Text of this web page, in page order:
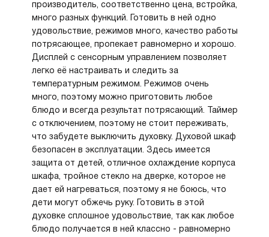
многие тяжелы блюда, а у нашего младшего из-
на всякое простое. Так что понимаете какая
головная больше выдавалась у мамы, когда она
шла готовить семейные или праздничные
С появлением этого духового шкафа у нее
много и с большим удовольствием, так как
благодаря большому выбору режимов очень
экономятся у нее силы, которых, как
вы понимаете, в ее возрасте не так уж и много,
пусть она и молода душой.
Ну и то, что тут есть функция очистки паром,
Не надо убивать силы и нервы на чистку
производитель, соответственно цена, встройка,
много разных функций. Готовить в ней одно
удовольствие, режимов много, качество работы
потрясающее, пропекает равномерно и хорошо.
Дисплей с сенсорным управлением позволяет
легко её настраивать и следить за
температурным режимом. Режимов очень
много, поэтому можно приготовить любое
блюдо и всегда результат потрясающий. Таймер
с отключением, поэтому не стоит переживать,
что забудете выключить духовку. Духовой шкаф
безопасен в эксплуатации. Здесь имеется
защита от детей, отличное охлаждение корпуса
шкафа, тройное стекло на дверке, которое не
дает ей нагреваться, поэтому я не боюсь, что
дети могут обжечь руку. Готовить в этой
духовке сплошное удовольствие, так как любое
блюдо получается в ней классно - равномерно